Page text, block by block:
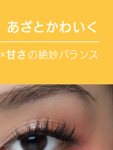
あざとかわいく
×甘さ の絶妙バランス